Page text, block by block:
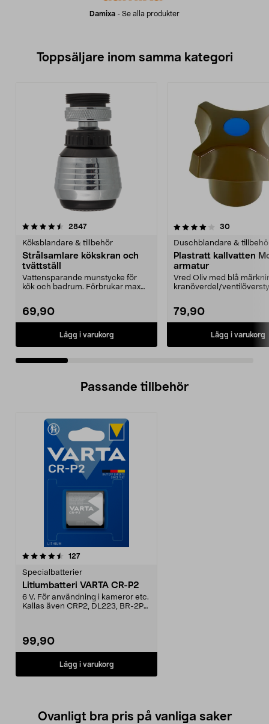
Damixa - Se alla produkter
Toppsäljare inom samma kategori
2847recensioner
Köksblandare & tillbehör
Strålsamlare kökskran och
tvättställ
Vattensparande munstycke för
kök och badrum. Förbrukar max
69,90
Lägg i varukorg
4.0 av 5 stjärnor 30
Duschblandare &
Plastratt kallvatten
armatur
Vred Oliv med blå
kranöverdel/
79,90
Lägg i varukorg
3.5 av 5 stjärnor
Passande tillbehör
127recensioner
Specialbatterier
Litiumbatteri VARTA CR-P2
6 V. För användning i kameror etc.
Kallas även CRP2, DL223, BR-2P
99,90
Lägg i varukorg
Ovanligt bra pris på vanliga saker